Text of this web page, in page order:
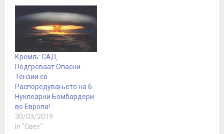
Кремљ: САД
Подгреваат Опасни
Тензии со
Распоредувањетo на 6
Нуклеарни Бомбардери
во Европа!
30/03/2019
In "Свет"